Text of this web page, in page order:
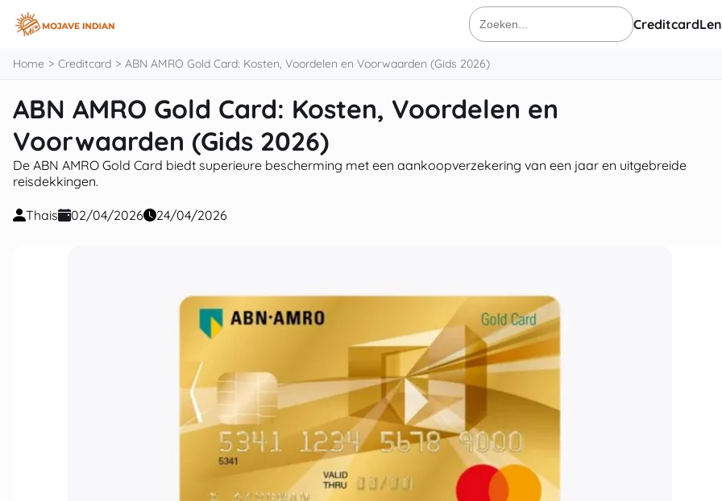
inhoud
Zoeken
naar:
Creditcard
Home Creditcard ABN AMRO Gold Card: Kosten, Voordelen en Voorwaarden (Gids 2026)
ABN AMRO Gold Card: Kosten, Voordelen en
Voorwaarden (Gids 2026)
De ABN AMRO Gold Card biedt superieure bescherming met een aankoopverzekering van een jaar en uitgebreide
reisdekkingen.
Thais 02/04/2026 24/04/2026